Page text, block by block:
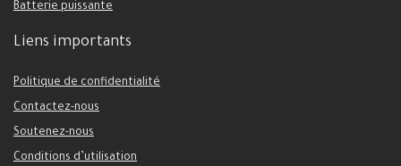
Batterie puissante
Liens importants
Politique de confidentialité
Contactez-nous
Soutenez-nous
Conditions d’utilisation